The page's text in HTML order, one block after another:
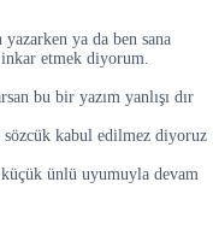
ya da ben sana
etmek diyorum.
bu bir yazım yanlışı dır
kabul edilmez diyoruz
ünlü uyumuyla devam